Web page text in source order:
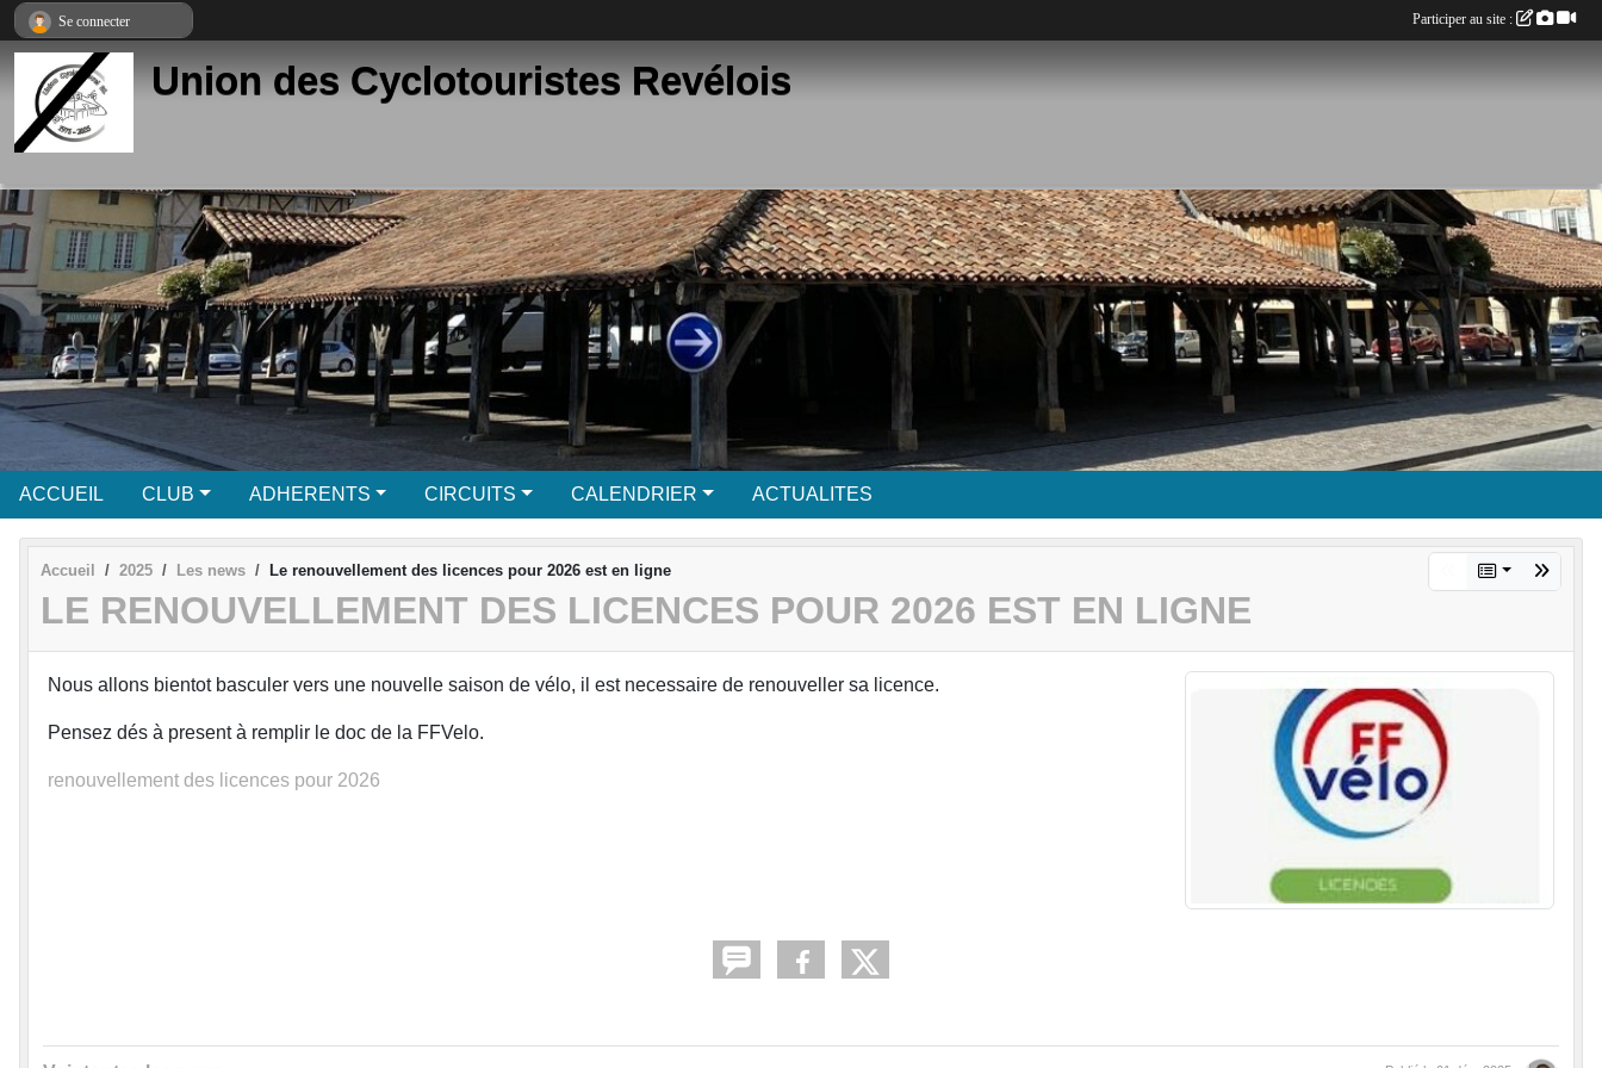
Union des Cyclotouristes Revélois
ACCUEIL CLUB ADHERENTS CIRCUITS CALENDRIER ACTUALITES
Accueil 2025 Les news Le renouvellement des licences pour 2026 est en ligne
LE RENOUVELLEMENT DES LICENCES POUR 2026 EST EN LIGNE
Nous allons bientot basculer vers une nouvelle saison de vélo, il est necessaire de renouveller sa licence.
Pensez dés à present à remplir le doc de la FFVelo.
renouvellement des licences pour 2026
Se connecter Participer au site :
Panneau de gestion des cookies